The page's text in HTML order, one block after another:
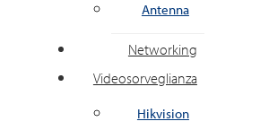
Antenna
Networking
Videosorveglianza
Hikvision